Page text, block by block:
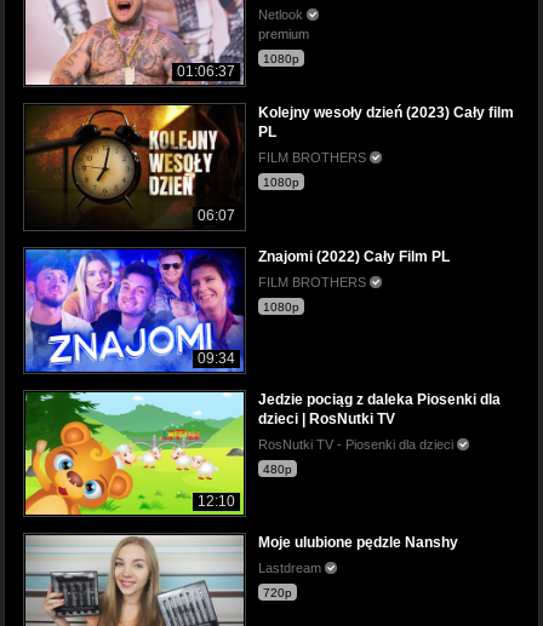
01:06:37
Netlook
premium
1080p
06:07
Kolejny wesoły dzień (2023) Cały film
PL
FILM BROTHERS
1080p
09:34
Znajomi (2022) Cały Film PL
FILM BROTHERS
1080p
12:10
Jedzie pociąg z daleka Piosenki dla
dzieci | RosNutki TV
RosNutki TV - Piosenki dla dzieci
480p
Moje ulubione pędzle Nanshy
Lastdream
720p